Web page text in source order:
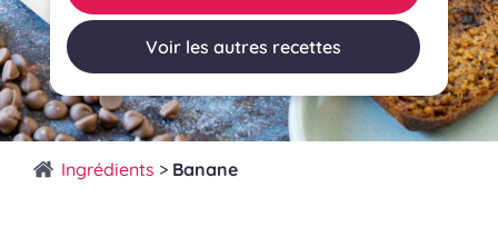
Voir les autres recettes
Ingrédients > Banane